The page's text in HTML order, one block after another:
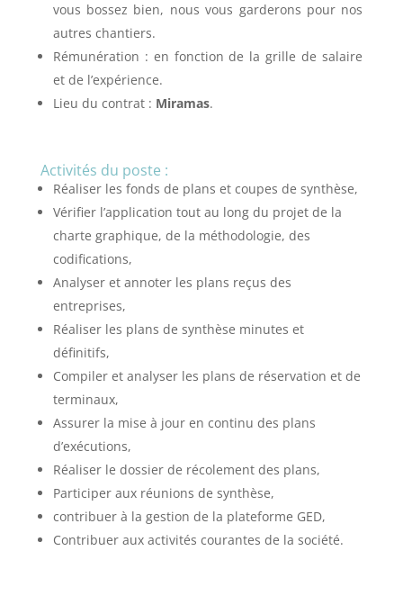
vous bossez bien, nous vous garderons pour nos
autres chantiers.
Rémunération : en fonction de la grille de salaire
et de l’expérience.
Lieu du contrat : Miramas.
Activités du poste :
Réaliser les fonds de plans et coupes de synthèse,
Vérifier l’application tout au long du projet de la
charte graphique, de la méthodologie, des
codifications,
Analyser et annoter les plans reçus des
entreprises,
Réaliser les plans de synthèse minutes et
définitifs,
Compiler et analyser les plans de réservation et de
terminaux,
Assurer la mise à jour en continu des plans
d’exécutions,
Réaliser le dossier de récolement des plans,
Participer aux réunions de synthèse,
contribuer à la gestion de la plateforme GED,
Contribuer aux activités courantes de la société.